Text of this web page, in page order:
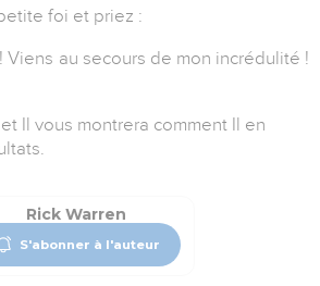
foi et priez :
Viens au secours de mon incrédulité !
Il vous montrera comment Il en
Rick Warren
S'abonner à l'auteur